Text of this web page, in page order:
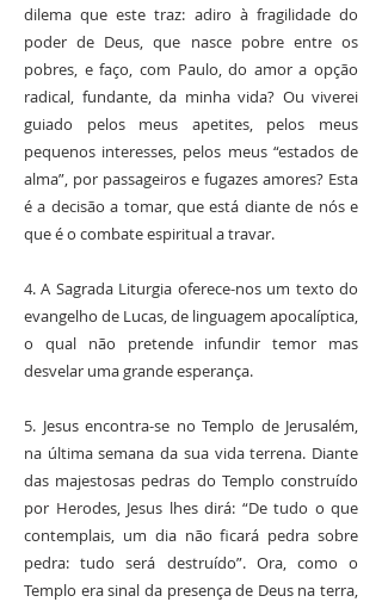
dilema que este traz: adiro à fragilidade do
poder de Deus, que nasce pobre entre os
pobres, e faço, com Paulo, do amor a opção
radical, fundante, da minha vida? Ou viverei
guiado pelos meus apetites, pelos meus
pequenos interesses, pelos meus “estados de
alma”, por passageiros e fugazes amores? Esta
é a decisão a tomar, que está diante de nós e
que é o combate espiritual a travar.
4. A Sagrada Liturgia oferece-nos um texto do
evangelho de Lucas, de linguagem apocalíptica,
o qual não pretende infundir temor mas
desvelar uma grande esperança.
5. Jesus encontra-se no Templo de Jerusalém,
na última semana da sua vida terrena. Diante
das majestosas pedras do Templo construído
por Herodes, Jesus lhes dirá: “De tudo o que
contemplais, um dia não ficará pedra sobre
pedra: tudo será destruído”. Ora, como o
Templo era sinal da presença de Deus na terra,